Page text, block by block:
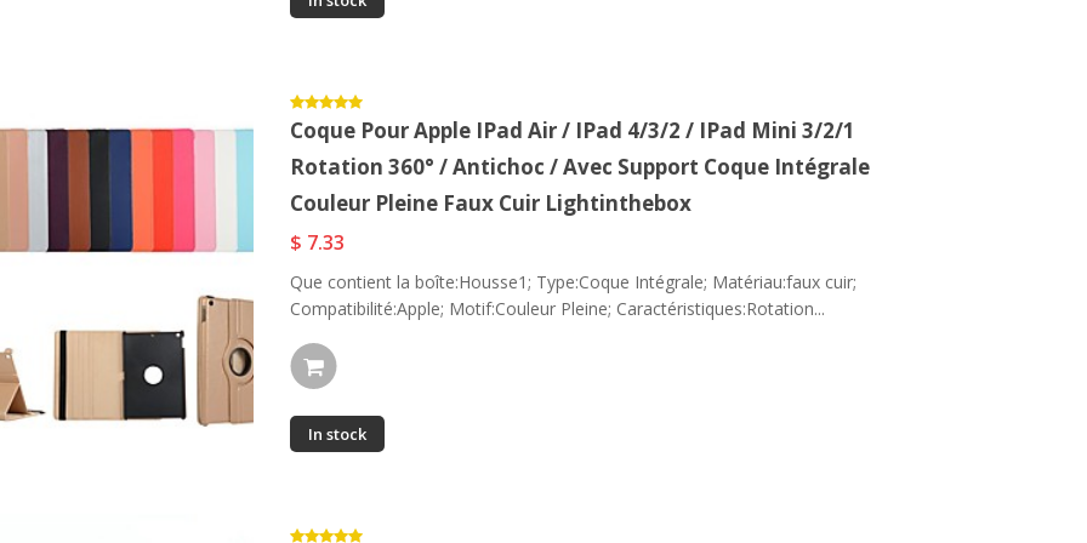
In-1 Gaming Starter...
$ 103.03
Étui Pour Amazon
Hd8 (2020)...
$ 21.99
Coque Pour Apple IPad Air / IPad 4/3/2 / IPad Mini 3/2/1
Rotation 360° / Antichoc / Avec Support Coque Intégrale
Couleur Pleine Faux Cuir Lightinthebox
$ 7.33
Que contient la boîte:Housse1; Type:Coque Intégrale; Matériau:faux cuir;
Compatibilité:Apple; Motif:Couleur Pleine; Caractéristiques:Rotation...
In stock